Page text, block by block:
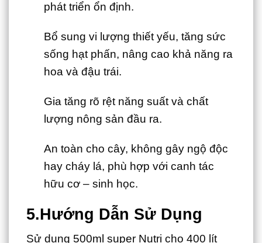
phát triển ổn định.
Bổ sung vi lượng thiết yếu, tăng sức
sống hạt phấn, nâng cao khả năng ra
hoa và đậu trái.
Gia tăng rõ rệt năng suất và chất
lượng nông sản đầu ra.
An toàn cho cây, không gây ngộ độc
hay cháy lá, phù hợp với canh tác
hữu cơ – sinh học.
5.Hướng Dẫn Sử Dụng
Sử dụng 500ml super Nutri cho 400 lít